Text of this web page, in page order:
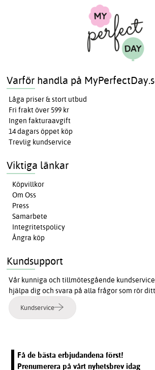
Varför handla på
Låga priser & stort utbud
Fri frakt över 599 kr
Ingen fakturaavgift
14 dagars öppet köp
Trevlig kundservice
Viktiga länkar
Köpvillkor
Om Oss
Press
Samarbete
Integritetspolicy
Ångra köp
Kundsupport
Vår kunniga och tillmötesgående
hjälpa dig och svara på alla frågor som rör
Kundservice
Få de bästa erbjudandena först!
Prenumerera på vårt nyhetsbrev idag